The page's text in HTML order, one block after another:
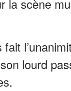
la scène
lourd